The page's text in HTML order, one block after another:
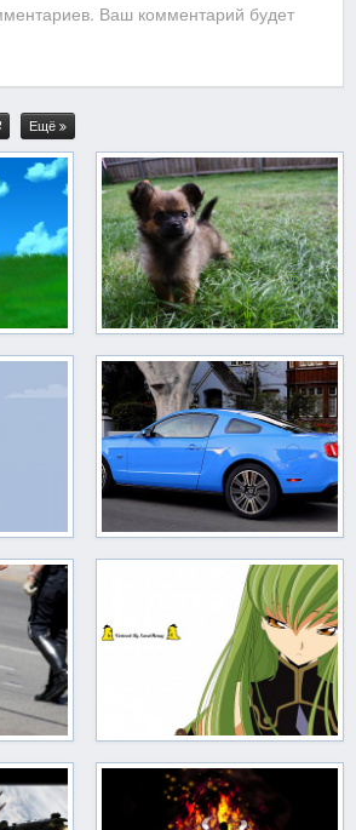
Ваш комментарий будет
Ещё